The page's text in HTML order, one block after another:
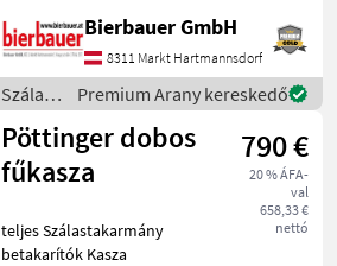
Zustand und kann nach
telefonischer Vereinbarung
gerne vor Ort besichtigt
und geprüft we
Bierbauer GmbH
8311 Markt Hartmannsdorf
Szálastakarmány
betakarítók
/
Pöttinger
Premium Arany kereskedő
Pöttinger dobos
fűkasza
790 €
20 % ÁFA-
val
658,33 €
nettó
teljes Szálastakarmány
betakarítók Kasza